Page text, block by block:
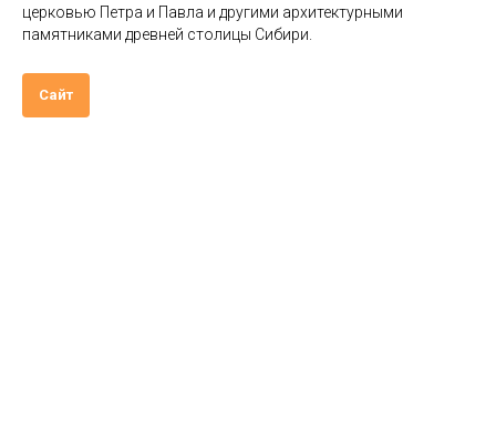
церковью Петра и Павла и другими архитектурными
памятниками древней столицы Сибири.
Сайт